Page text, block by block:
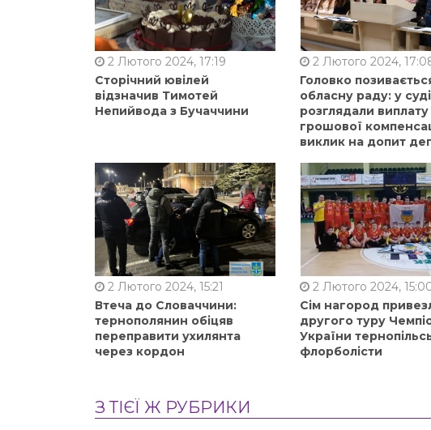
2 Лютого 2024, 17:19
Сторічний ювілей
відзначив Тимотей
Непийвода з Бучаччини
2 Лютого 2024,
Головко
обласну раду: у суді
розглядали виплату
грошової
виклик на допит
2 Лютого 2024, 15:21
Втеча до Словаччини:
тернополянин обіцяв
переправити ухилянта
через кордон
2 Лютого 2024,
Сім нагород
другого туру
України
флорболісти
З ТІЄЇ Ж РУБРИКИ